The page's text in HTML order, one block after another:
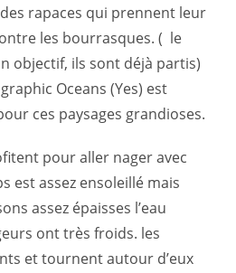
rapaces qui prennent leur
les bourrasques. ( le
objectif, ils sont déjà partis)
Oceans (Yes) est
ces paysages grandioses.
pour aller nager avec
est assez ensoleillé mais
assez épaisses l’eau
ont très froids. les
et tournent autour d’eux